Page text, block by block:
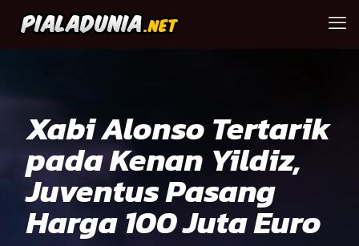
Xabi Alonso Tertarik
pada Kenan Yildiz,
Juventus Pasang
Harga 100 Juta Euro